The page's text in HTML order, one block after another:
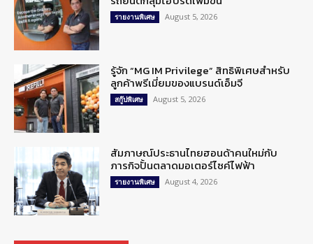
รายงานพิเศษ August 5, 2026
รู้จัก “MG IM Privilege” สิทธิพิเศษสำหรับ
ลูกค้าพรีเมี่ยมของแบรนด์เอ็มจี
สกู๊ปพิเศษ August 5, 2026
สัมภาษณ์ประธานไทยฮอนด้าคนใหม่กับ
ภารกิจปั้นตลาดมอเตอร์ไซค์ไฟฟ้า
รายงานพิเศษ August 4, 2026